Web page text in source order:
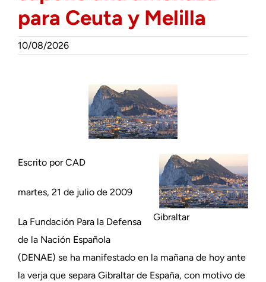
Colabora
para Ceuta y Melilla
10/08/2026
Gibraltar
Escrito por CAD
martes, 21 de julio de 2009
La Fundación Para la Defensa
de la Nación Española
(DENAE) se ha manifestado en la mañana de hoy ante
la verja que separa Gibraltar de España, con motivo de